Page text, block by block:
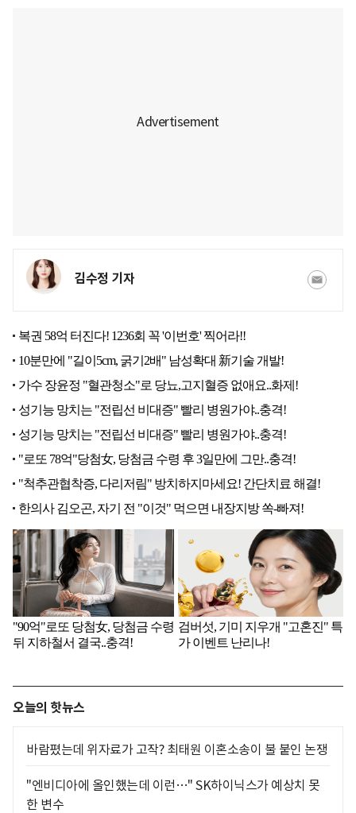
김수정 기자
오늘의 핫뉴스
바람폈는데 위자료가 고작? 최태원 이혼소송이 불 붙인 논쟁
"엔비디아에 올인했는데 이런…" SK하이닉스가 예상치 못
한 변수